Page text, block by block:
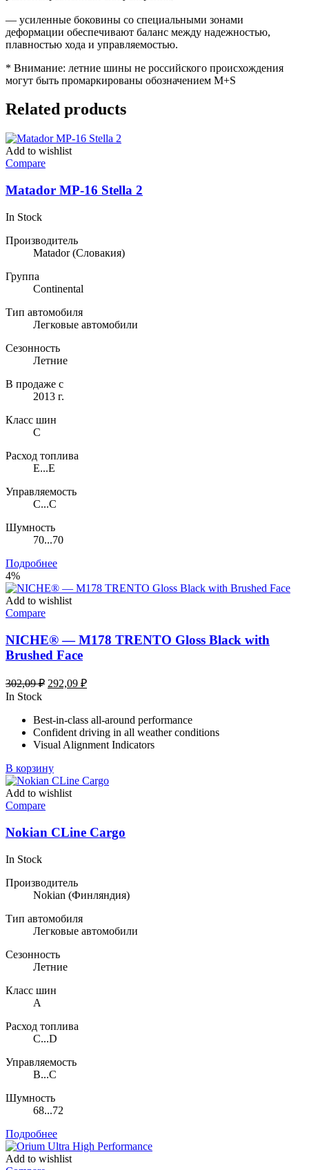
— усиленные боковины со специальными зонами
деформации обеспечивают баланс между надежностью,
плавностью хода и управляемостью.
* Внимание: летние шины не российского происхождения
могут быть промаркированы обозначением M+S
Related products
Add to wishlist
Compare
Matador MP-16 Stella 2
In Stock
Производитель
Matador(Словакия)
Группа
Continental
Тип автомобиля
Легковые автомобили
Сезонность
Летние
В продаже с
2013 г.
Класс шин
C
Расход топлива
E...E
Управляемость
C...C
Шумность
70...70
Подробнее
4%
Add to wishlist
Compare
NICHE® — M178 TRENTO Gloss Black with
Brushed Face
302,09₽ Первоначальная
302,09 ₽.
292,09 ₽Текущая
In Stock
Best-in-class all-around performance
Confident driving in all weather conditions
Visual Alignment Indicators
В корзину
Add to wishlist
Compare
Nokian CLine Cargo
In Stock
Производитель
Nokian (Финляндия)
Тип автомобиля
Легковые автомобили
Сезонность
Летние
Класс шин
A
Расход топлива
C...D
Управляемость
B...C
Шумность
68...72
Подробнее
Add to wishlist